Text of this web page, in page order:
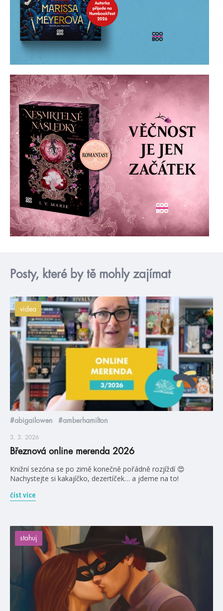
Posty, které by tě mohly zajímat
videa
#abigailowen #amberhamilton
3. 3. 2026
Březnová online merenda 2026
Knižní sezóna se po zimě konečně pořádně rozjíždí 😍
Nachystejte si kakajíčko, dezertíček… a jdeme na to!
číst více
stahuj